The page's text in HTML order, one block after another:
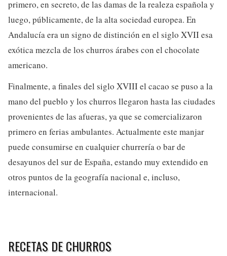
primero, en secreto, de las damas de la realeza española y
luego, públicamente, de la alta sociedad europea. En
Andalucía era un signo de distinción en el siglo XVII esa
exótica mezcla de los churros árabes con el chocolate
americano.
Finalmente, a finales del siglo XVIII el cacao se puso a la
mano del pueblo y los churros llegaron hasta las ciudades
provenientes de las afueras, ya que se comercializaron
primero en ferias ambulantes. Actualmente este manjar
puede consumirse en cualquier churrería o bar de
desayunos del sur de España, estando muy extendido en
otros puntos de la geografía nacional e, incluso,
internacional.
RECETAS DE CHURROS